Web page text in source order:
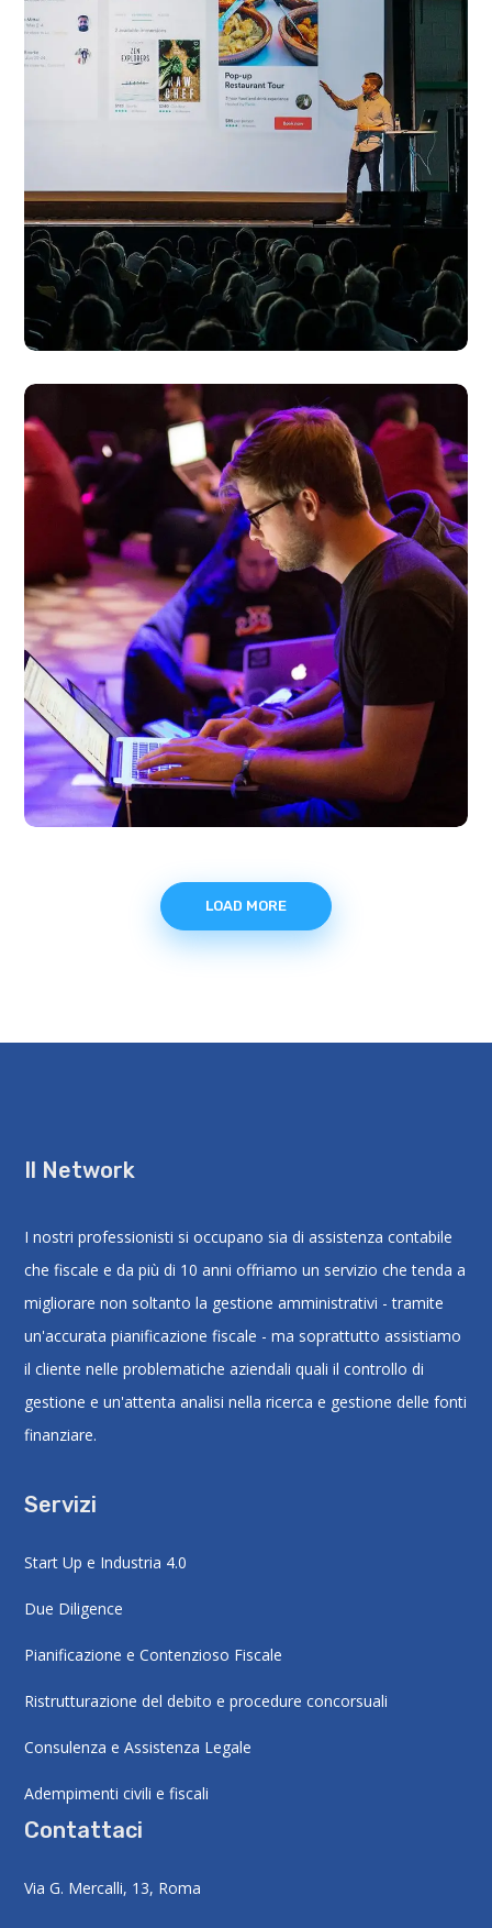
LOAD MORE
Il Network
I nostri professionisti si occupano sia di assistenza contabile
che fiscale e da più di 10 anni offriamo un servizio che tenda a
migliorare non soltanto la gestione amministrativi - tramite
un'accurata pianificazione fiscale - ma soprattutto assistiamo
il cliente nelle problematiche aziendali quali il controllo di
gestione e un'attenta analisi nella ricerca e gestione delle fonti
finanziare.
Servizi
Start Up e Industria 4.0
Due Diligence
Pianificazione e Contenzioso Fiscale
Ristrutturazione del debito e procedure concorsuali
Consulenza e Assistenza Legale
Adempimenti civili e fiscali
Contattaci
Via G. Mercalli, 13, Roma